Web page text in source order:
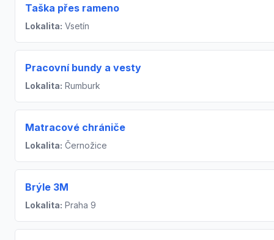
Taška přes rameno
Lokalita: Vsetín
Pracovní bundy a vesty
Lokalita: Rumburk
Matracové chrániče
Lokalita: Černožice
Brýle 3M
Lokalita: Praha 9